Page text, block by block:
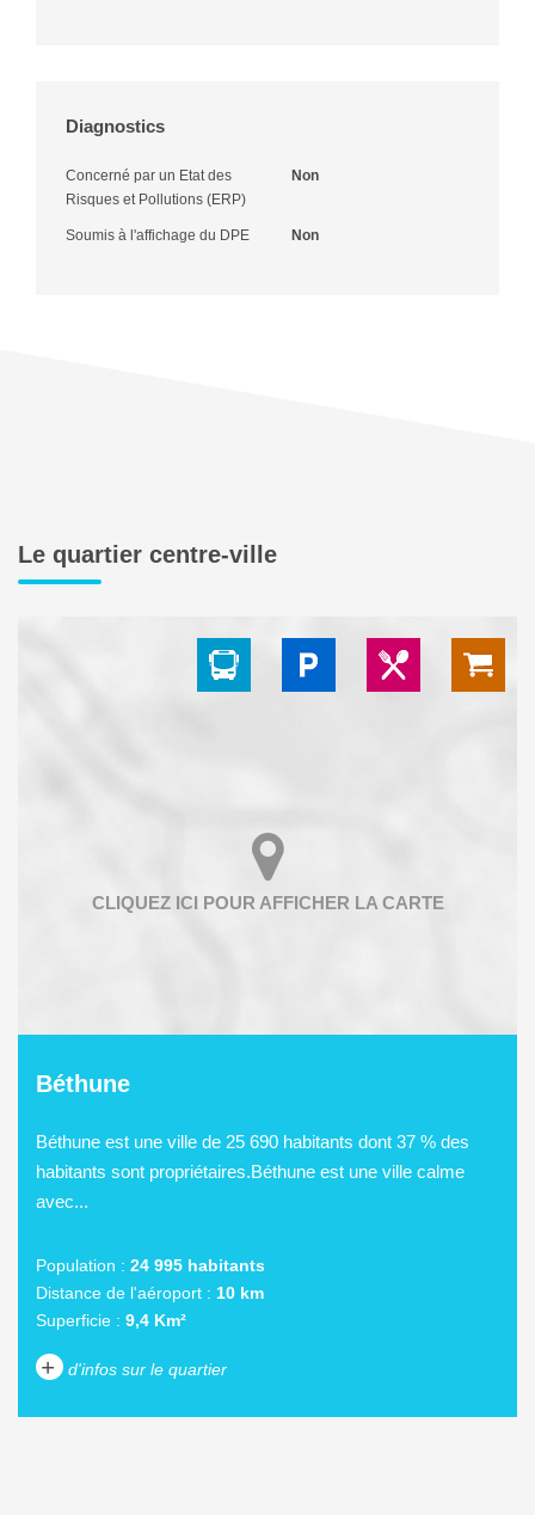
Diagnostics
Concerné par un Etat des
Risques et Pollutions (ERP)
Non
Soumis à l'affichage du DPE Non
Le quartier centre-ville
Béthune
Béthune est une ville de 25 690 habitants dont 37 % des
habitants sont propriétaires.Béthune est une ville calme
avec...
Population : 24 995 habitants
Distance de l'aéroport : 10 km
Superficie : 9,4 Km²
+ d'infos sur le quartier